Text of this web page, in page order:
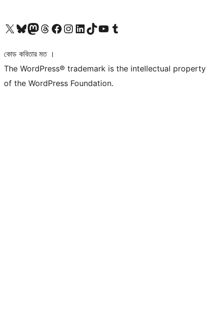
আমাদের X (আগের টুইটার) অ্যাকাউন্টে যানআমাদের Bluesky অ্যাকাউন্টটি দেখুনআমাদের মাস্টোডন অ্যাকাউন্টটি দেখুনআমাদের থ্রেডস অ্যাকাউন্টটি দেখুনআমাদের ফেসবুক পেজ দেখুনআমাদের ইন্সটাগ্রাম অ্যাকাউন্ট দেখুনআমাদের লিঙ্কডইন অ্যাকাউন্টে যানআমাদের TikTok অ্যাকাউন্টটি দেখুনআমাদের ইউটিউব চ্যানেলে যান আমাদের টাম্বলার অ্যাকাউন্ট দেখুন
কোড কবিতার মত ।
The WordPress® trademark is the intellectual property
of the WordPress Foundation.